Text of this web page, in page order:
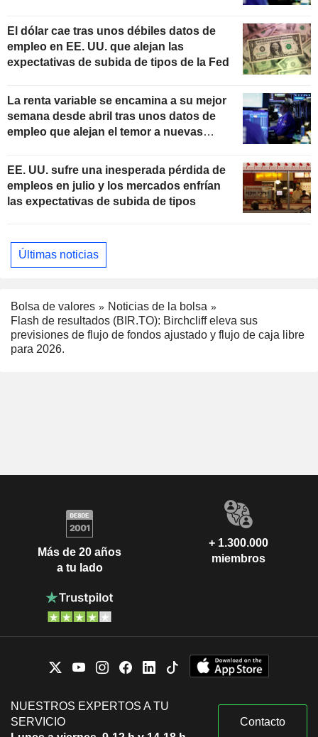
El dólar cae tras unos débiles datos de
empleo en EE. UU. que alejan las
expectativas de subida de tipos de la Fed
La renta variable se encamina a su mejor
semana desde abril tras unos datos de
empleo que alejan el temor a nuevas
EE. UU. sufre una inesperada pérdida de
empleos en julio y los mercados enfrían
las expectativas de subida de tipos
Últimas noticias
Bolsa de valores
Noticias de la bolsa
Flash de resultados (BIR.TO): Birchcliff eleva sus
previsiones de flujo de fondos ajustado y flujo de caja libre
para 2026.
Más de 20 años
a tu lado
+ 1.300.000
miembros
NUESTROS EXPERTOS A TU
SERVICIO
Contacto